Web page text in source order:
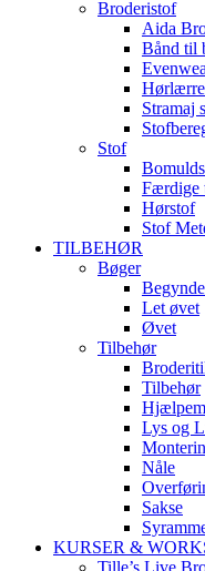
Broderistof
Aida
Bånd til
Stramaj
Stof
Færdige
Hørstof
Stof
TILBEHØR
Bøger
Let øvet
Øvet
Tilbehør
Tilbehør
Lys og
Nåle
Sakse
KURSER &
Tille’s Live